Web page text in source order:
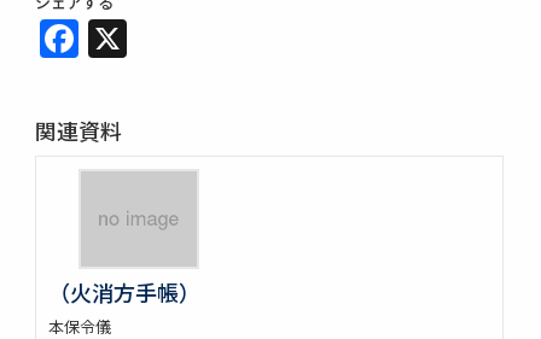
Facebook
関連資料
（火消方手帳）
本保令儀